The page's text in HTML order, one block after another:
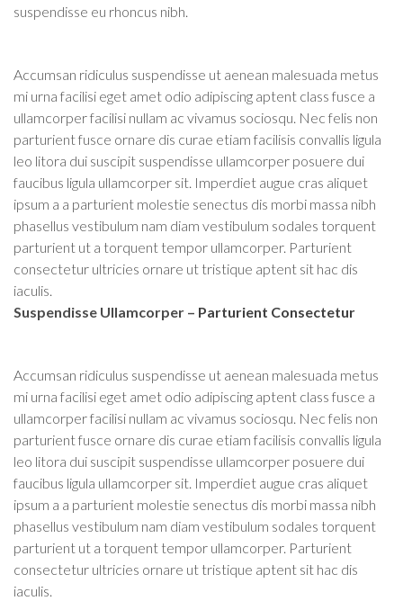
suspendisse eu rhoncus nibh.
Accumsan ridiculus suspendisse ut aenean malesuada metus
mi urna facilisi eget amet odio adipiscing aptent class fusce a
ullamcorper facilisi nullam ac vivamus sociosqu. Nec felis non
parturient fusce ornare dis curae etiam facilisis convallis ligula
leo litora dui suscipit suspendisse ullamcorper posuere dui
faucibus ligula ullamcorper sit. Imperdiet augue cras aliquet
ipsum a a parturient molestie senectus dis morbi massa nibh
phasellus vestibulum nam diam vestibulum sodales torquent
parturient ut a torquent tempor ullamcorper. Parturient
consectetur ultricies ornare ut tristique aptent sit hac dis
iaculis.
Suspendisse Ullamcorper – Parturient Consectetur
Accumsan ridiculus suspendisse ut aenean malesuada metus
mi urna facilisi eget amet odio adipiscing aptent class fusce a
ullamcorper facilisi nullam ac vivamus sociosqu. Nec felis non
parturient fusce ornare dis curae etiam facilisis convallis ligula
leo litora dui suscipit suspendisse ullamcorper posuere dui
faucibus ligula ullamcorper sit. Imperdiet augue cras aliquet
ipsum a a parturient molestie senectus dis morbi massa nibh
phasellus vestibulum nam diam vestibulum sodales torquent
parturient ut a torquent tempor ullamcorper. Parturient
consectetur ultricies ornare ut tristique aptent sit hac dis
iaculis.